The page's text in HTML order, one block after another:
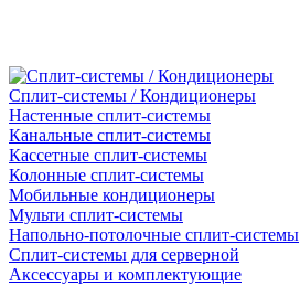
Сплит-системы / Кондиционеры
Настенные сплит-системы
Канальные сплит-системы
Кассетные сплит-системы
Колонные сплит-системы
Мобильные кондиционеры
Мульти сплит-системы
Напольно-потолочные сплит-системы
Сплит-системы для серверной
Аксессуары и комплектующие